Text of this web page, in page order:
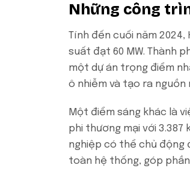
Những công
Tính đến cuối năm
suất đạt 60 MW. Thành
một dự án trọng điểm
ô nhiễm và tạo ra
Một điểm sáng khác là
phi thương mại với 3.387
nghiệp có thể chủ động
toàn hệ thống, góp